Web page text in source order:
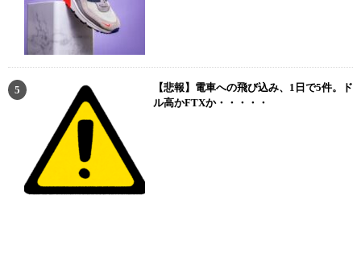
【悲報】電車への飛び込み、1日で5件。ド
ル高かFTXか・・・・・